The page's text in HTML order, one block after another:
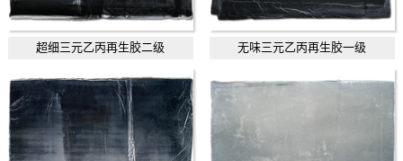
超细三元乙丙再生胶二级 无味三元乙丙再生胶一级